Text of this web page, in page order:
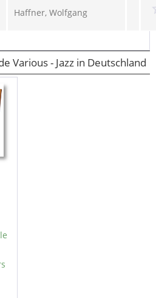
Haffner, Wolfgang
Various - Jazz in Deutschland